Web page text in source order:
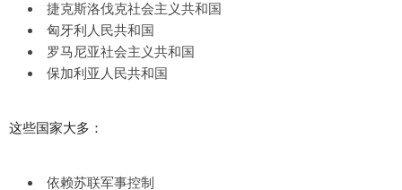
捷克斯洛伐克社会主义共和国
匈牙利人民共和国
罗马尼亚社会主义共和国
保加利亚人民共和国
这些国家大多：
依赖苏联军事控制